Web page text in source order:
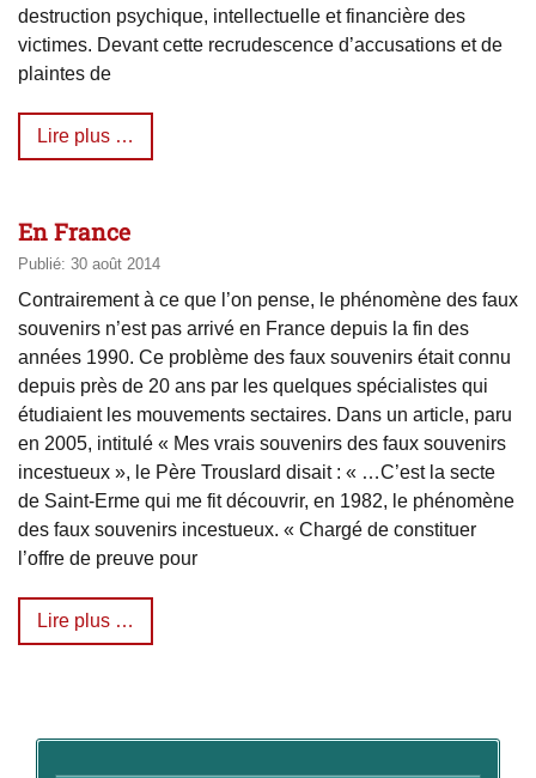
destruction psychique, intellectuelle et financière des
victimes. Devant cette recrudescence d’accusations et de
plaintes de
Lire plus …
En France
Publié: 30 août 2014
Contrairement à ce que l’on pense, le phénomène des faux
souvenirs n’est pas arrivé en France depuis la fin des
années 1990. Ce problème des faux souvenirs était connu
depuis près de 20 ans par les quelques spécialistes qui
étudiaient les mouvements sectaires. Dans un article, paru
en 2005, intitulé « Mes vrais souvenirs des faux souvenirs
incestueux », le Père Trouslard disait : « …C’est la secte
de Saint-Erme qui me fit découvrir, en 1982, le phénomène
des faux souvenirs incestueux. « Chargé de constituer
l’offre de preuve pour
Lire plus …